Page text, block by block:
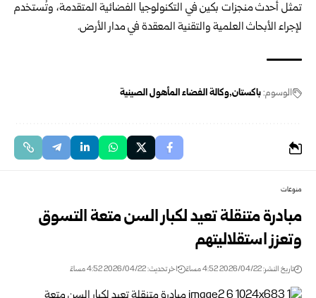
تمثل أحدث منجزات بكين في التكنولوجيا الفضائية المتقدمة، وتُستخدم
لإجراء الأبحاث العلمية والتقنية المعقدة في مدار الأرض.
الوسوم:باكستان وكالة الفضاء المأهول الصينية
منوعات
مبادرة متنقلة تعيد لكبار السن متعة التسوق
وتعزز استقلاليتهم
تاريخ النشر: 2026/04/22 4:52 مساءً اخر تحديث: 2026/04/22 4:52 مساءً